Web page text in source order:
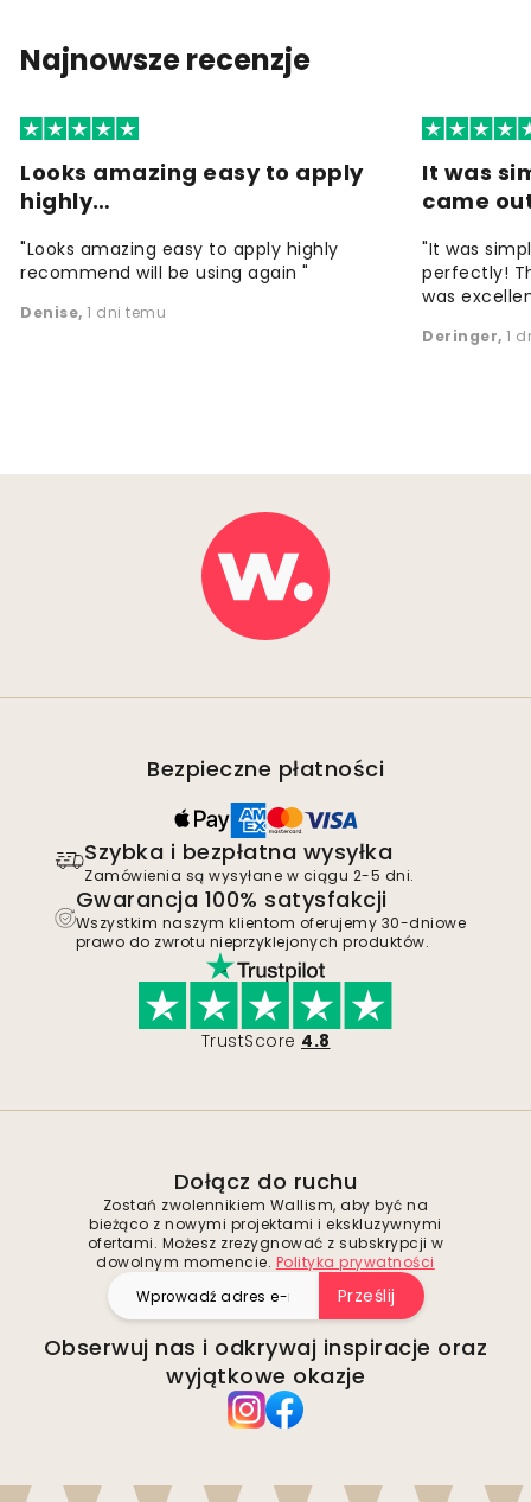
Najnowsze recenzje
Looks amazing easy to apply
highly…
"Looks amazing easy to apply highly
recommend will be using again "
Denise, 1 dni temu
It was
came
"It was
perfectly!
was
Deringer, 1
Bezpieczne płatności
Szybka i bezpłatna wysyłka
Zamówienia są wysyłane w ciągu 2-5 dni.
Gwarancja 100% satysfakcji
Wszystkim naszym klientom oferujemy 30-dniowe
prawo do zwrotu nieprzyklejonych produktów.
TrustScore 4.8
Dołącz do ruchu
Zostań zwolennikiem Wallism, aby być na
bieżąco z nowymi projektami i ekskluzywnymi
ofertami. Możesz zrezygnować z subskrypcji w
dowolnym momencie. Polityka prywatności
Prześlij
Obserwuj nas i odkrywaj inspiracje oraz
wyjątkowe okazje